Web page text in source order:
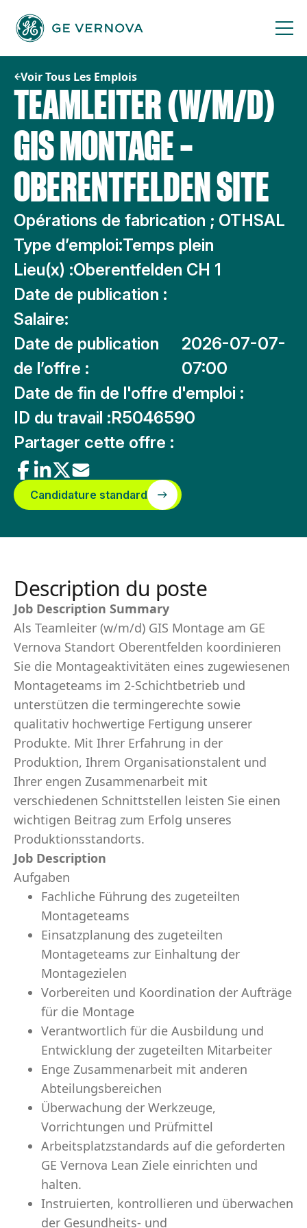
contenu
Voir Tous Les Emplois
TEAMLEITER (W/M/D)
GIS MONTAGE –
OBERENTFELDEN SITE
Opérations de fabrication ; OTHSAL
Type d’emploi:Temps plein
Lieu(x) :Oberentfelden CH 1
Date de publication :
Salaire:
Date de publication
de l’offre :
2026-07-07-
07:00
Date de fin de l'offre d'emploi :
ID du travail :R5046590
Partager cette offre :
Candidature standard
Description du poste
Job Description Summary
Als Teamleiter (w/m/d) GIS Montage am GE
Vernova Standort Oberentfelden koordinieren
Sie die Montageaktivitäten eines zugewiesenen
Montageteams im 2-Schichtbetrieb und
unterstützen die termingerechte sowie
qualitativ hochwertige Fertigung unserer
Produkte. Mit Ihrer Erfahrung in der
Produktion, Ihrem Organisationstalent und
Ihrer engen Zusammenarbeit mit
verschiedenen Schnittstellen leisten Sie einen
wichtigen Beitrag zum Erfolg unseres
Produktionsstandorts.
Job Description
Aufgaben
Fachliche Führung des zugeteilten
Montageteams
Einsatzplanung des zugeteilten
Montageteams zur Einhaltung der
Montagezielen
Vorbereiten und Koordination der Aufträge
für die Montage
Verantwortlich für die Ausbildung und
Entwicklung der zugeteilten Mitarbeiter
Enge Zusammenarbeit mit anderen
Abteilungsbereichen
Überwachung der Werkzeuge,
Vorrichtungen und Prüfmittel
Arbeitsplatzstandards auf die geforderten
GE Vernova Lean Ziele einrichten und
halten.
Instruierten, kontrollieren und überwachen
der Gesundheits- und